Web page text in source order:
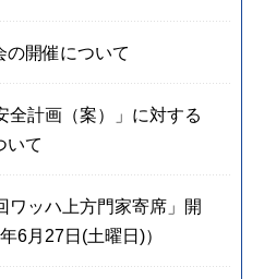
の開催について
全計画（案）」に対する
いて
ワッハ上方門家寄席」開
6月27日(土曜日)）